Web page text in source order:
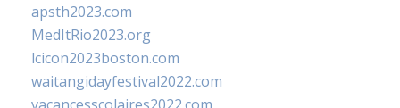
apsth2023.com
MedItRio2023.org
lcicon2023boston.com
waitangidayfestival2022.com